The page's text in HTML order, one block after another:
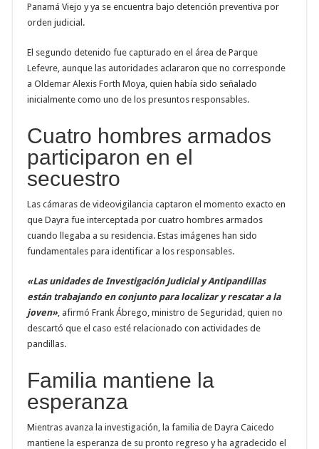
Panamá Viejo y ya se encuentra bajo detención preventiva por
orden judicial.
El segundo detenido fue capturado en el área de Parque
Lefevre, aunque las autoridades aclararon que no corresponde
a Oldemar Alexis Forth Moya, quien había sido señalado
inicialmente como uno de los presuntos responsables.
Cuatro hombres armados
participaron en el
secuestro
Las cámaras de videovigilancia captaron el momento exacto en
que Dayra fue interceptada por cuatro hombres armados
cuando llegaba a su residencia. Estas imágenes han sido
fundamentales para identificar a los responsables.
«Las unidades de Investigación Judicial y Antipandillas
están trabajando en conjunto para localizar y rescatar a la
joven» , afirmó Frank Ábrego, ministro de Seguridad, quien no
descartó que el caso esté relacionado con actividades de
pandillas.
Familia mantiene la
esperanza
Mientras avanza la investigación, la familia de Dayra Caicedo
mantiene la esperanza de su pronto regreso y ha agradecido el